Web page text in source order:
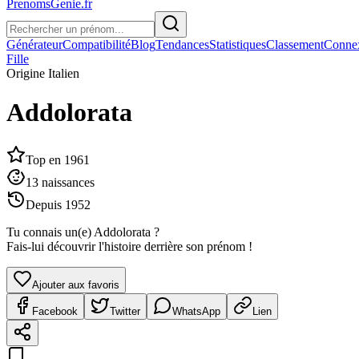
PrenomsGenie.fr
GénérateurCompatibilitéBlogTendancesStatistiquesClassement
Fille
Origine Italien
Addolorata
Top en 1961
13 naissances
Depuis 1952
Tu connais un(e) Addolorata ?
Fais-lui découvrir l'histoire derrière son prénom !
Ajouter aux favoris
Facebook Twitter WhatsApp Lien